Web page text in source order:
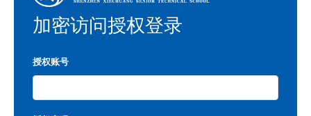
加密访问授权登录
授权账号